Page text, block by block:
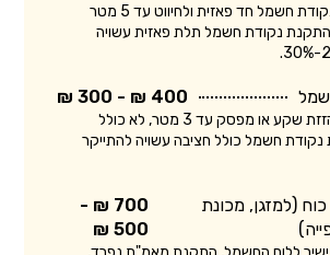
המחיר מתייחס לנקודת חשמל חד פאזית ולחיווט עד 5 מטר
התקנת נקודת חשמל תלת פאזית עשויה
400 ₪ - 300 ₪
המחיר מתייחס להזזת שקע או מפסק עד 3 מטר, לא כולל
נקודת חשמל כולל חציבה עשויה להתייקר
(למזגן, מכונת
700 ₪ -
500 ₪